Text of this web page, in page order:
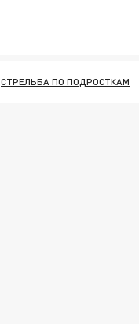
СТРЕЛЬБА ПО ПОДРОСТКАМ